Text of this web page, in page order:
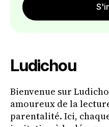
Ludichou
Bienvenue sur
amoureux de la
parentalité. Ici,